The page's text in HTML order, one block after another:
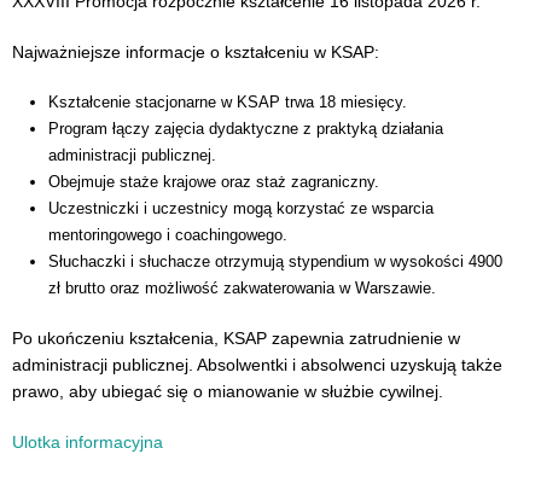
Najważniejsze informacje o kształceniu w KSAP:
Kształcenie stacjonarne w KSAP trwa 18 miesięcy.
Program łączy zajęcia dydaktyczne z praktyką działania
administracji publicznej.
Obejmuje staże krajowe oraz staż zagraniczny.
Uczestniczki i uczestnicy mogą korzystać ze wsparcia
mentoringowego i coachingowego.
Słuchaczki i słuchacze otrzymują stypendium w wysokości 4900
zł brutto oraz możliwość zakwaterowania w Warszawie.
Po ukończeniu kształcenia, KSAP zapewnia zatrudnienie w
administracji publicznej. Absolwentki i absolwenci uzyskują także
prawo, aby ubiegać się o mianowanie w służbie cywilnej.
Ulotka informacyjna